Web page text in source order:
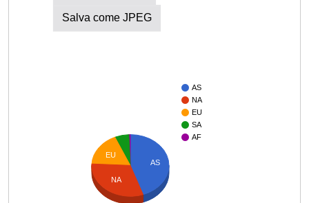
Salva come JPEG
AS
NA
EU
SA
AF
AS
EU
NA